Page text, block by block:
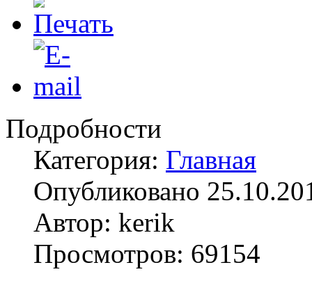
Подробности
Категория: Главная
Опубликовано
Автор: kerik
Просмотров: 69154